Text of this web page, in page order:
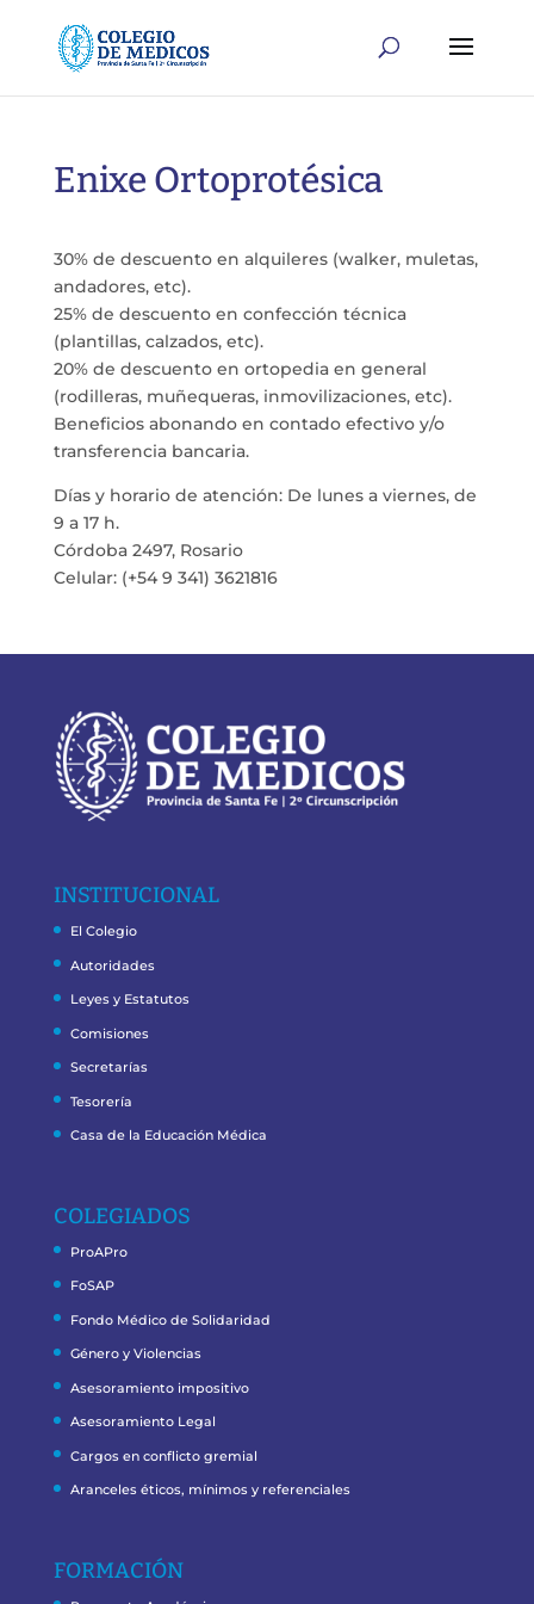
Enixe Ortoprotésica
30% de descuento en alquileres (walker, muletas,
andadores, etc).
25% de descuento en confección técnica
(plantillas, calzados, etc).
20% de descuento en ortopedia en general
(rodilleras, muñequeras, inmovilizaciones, etc).
Beneficios abonando en contado efectivo y/o
transferencia bancaria.
Días y horario de atención: De lunes a viernes, de
9 a 17 h.
Córdoba 2497, Rosario
Celular: (+54 9 341) 3621816
INSTITUCIONAL
El Colegio
Autoridades
Leyes y Estatutos
Comisiones
Secretarías
Tesorería
Casa de la Educación Médica
COLEGIADOS
ProAPro
FoSAP
Fondo Médico de Solidaridad
Género y Violencias
Asesoramiento impositivo
Asesoramiento Legal
Cargos en conflicto gremial
Aranceles éticos, mínimos y referenciales
FORMACIÓN